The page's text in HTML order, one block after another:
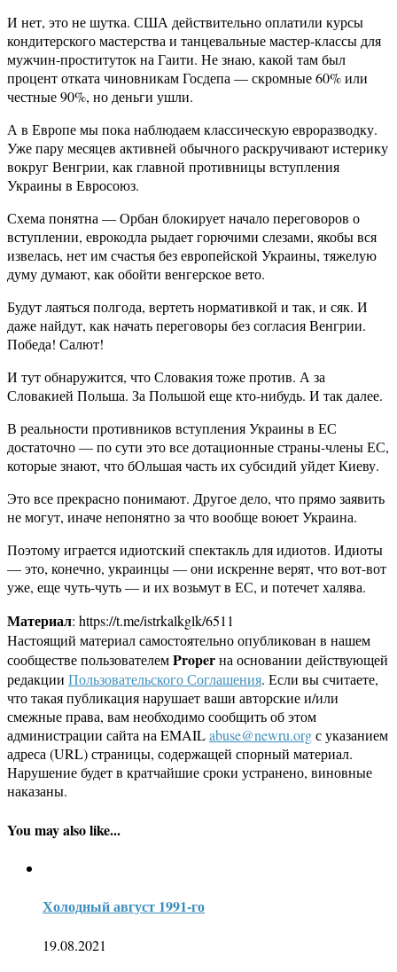
И нет, это не шутка. США действительно оплатили курсы
кондитерского мастерства и танцевальные мастер-классы для
мужчин-проституток на Гаити. Не знаю, какой там был
процент отката чиновникам Госдепа — скромные 60% или
честные 90%, но деньги ушли.
А в Европе мы пока наблюдаем классическую евроразводку.
Уже пару месяцев активней обычного раскручивают истерику
вокруг Венгрии, как главной противницы вступления
Украины в Евросоюз.
Схема понятна — Орбан блокирует начало переговоров о
вступлении, еврокодла рыдает горючими слезами, якобы вся
извелась, нет им счастья без европейской Украины, тяжелую
думу думают, как обойти венгерское вето.
Будут лаяться полгода, вертеть нормативкой и так, и сяк. И
даже найдут, как начать переговоры без согласия Венгрии.
Победа! Салют!
И тут обнаружится, что Словакия тоже против. А за
Словакией Польша. За Польшой еще кто-нибудь. И так далее.
В реальности противников вступления Украины в ЕС
достаточно — по сути это все дотационные страны-члены ЕС,
которые знают, что бОльшая часть их субсидий уйдет Киеву.
Это все прекрасно понимают. Другое дело, что прямо заявить
не могут, иначе непонятно за что вообще воюет Украина.
Поэтому играется идиотский спектакль для идиотов. Идиоты
— это, конечно, украинцы — они искренне верят, что вот-вот
уже, еще чуть-чуть — и их возьмут в ЕС, и потечет халява.
Материал: https://t.me/istrkalkglk/6511
Настоящий материал самостоятельно опубликован в нашем
сообществе пользователемProperна основании действующей
редакции Пользовательского Соглашения. Если вы считаете,
что такая публикация нарушает ваши авторские и/или
смежные права, вам необходимо сообщить об этом
администрации сайта на EMAILabuse@newru.orgс указанием
адреса (URL) страницы, содержащей спорный материал.
Нарушение будет в кратчайшие сроки устранено, виновные
наказаны.
You may also like...
Холодный август 1991-го
19.08.2021